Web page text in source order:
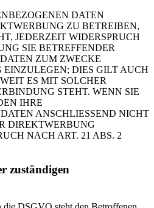
DATEN
ZU BETREIBEN,
JEDERZEIT WIDERSPRUCH
SIE BETREFFENDER
ZUM ZWECKE
EINZULEGEN; DIES GILT AUCH
ES MIT SOLCHER
STEHT. WENN SIE
IHRE
ANSCHLIESSEND NICHT
DIREKTWERBUNG
NACH ART. 21 ABS. 2
zuständigen